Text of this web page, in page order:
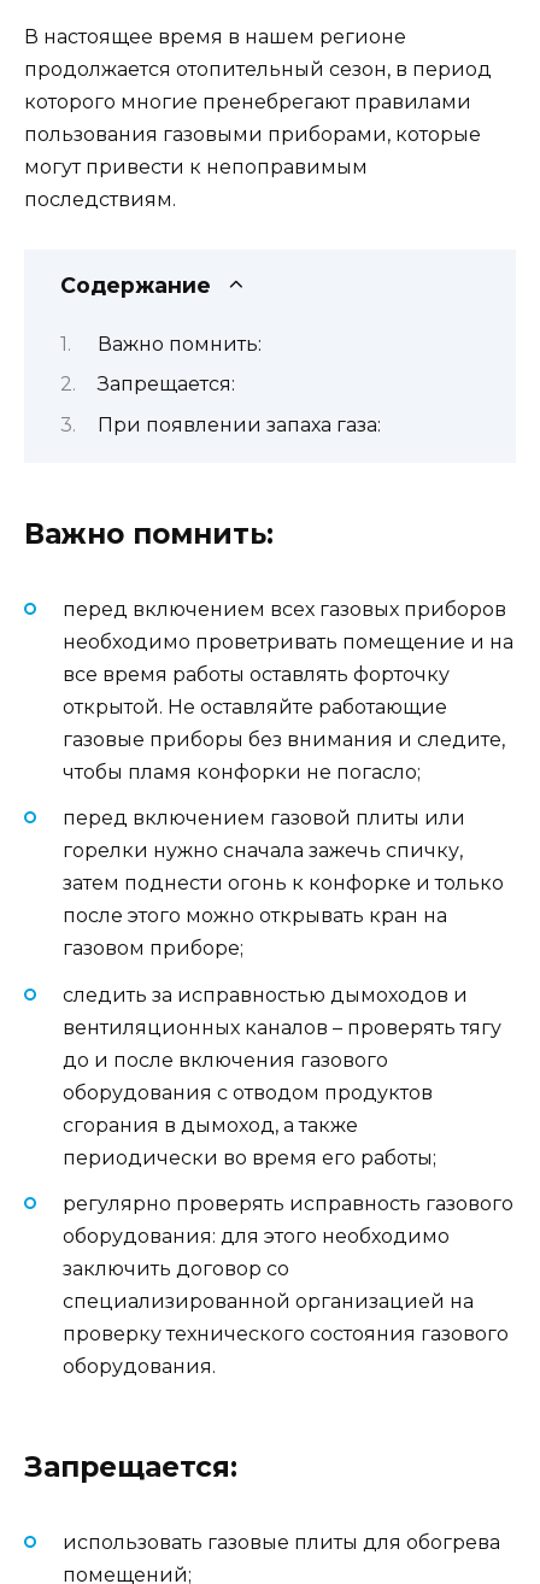
В настоящее время в нашем регионе
продолжается отопительный сезон, в период
которого многие пренебрегают правилами
пользования газовыми приборами, которые
могут привести к непоправимым
последствиям.
Содержание
Важно помнить:
Запрещается:
При появлении запаха газа:
Важно помнить:
перед включением всех газовых приборов
необходимо проветривать помещение и на
все время работы оставлять форточку
открытой. Не оставляйте работающие
газовые приборы без внимания и следите,
чтобы пламя конфорки не погасло;
перед включением газовой плиты или
горелки нужно сначала зажечь спичку,
затем поднести огонь к конфорке и только
после этого можно открывать кран на
газовом приборе;
следить за исправностью дымоходов и
вентиляционных каналов – проверять тягу
до и после включения газового
оборудования с отводом продуктов
сгорания в дымоход, а также
периодически во время его работы;
регулярно проверять исправность газового
оборудования: для этого необходимо
заключить договор со
специализированной организацией на
проверку технического состояния газового
оборудования.
Запрещается:
использовать газовые плиты для обогрева
помещений;